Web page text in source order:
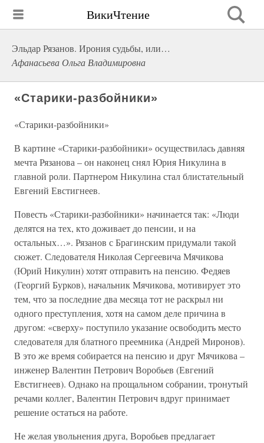
ВикиЧтение
Эльдар Рязанов. Ирония судьбы, или…
Афанасьева Ольга Владимировна
«Старики-разбойники»
«Старики-разбойники»
В картине «Старики-разбойники» осуществилась давняя
мечта Рязанова – он наконец снял Юрия Никулина в
главной роли. Партнером Никулина стал блистательный
Евгений Евстигнеев.
Повесть «Старики-разбойники» начинается так: «Люди
делятся на тех, кто доживает до пенсии, и на
остальных…». Рязанов с Брагинским придумали такой
сюжет. Следователя Николая Сергеевича Мячикова
(Юрий Никулин) хотят отправить на пенсию. Федяев
(Георгий Бурков), начальник Мячикова, мотивирует это
тем, что за последние два месяца тот не раскрыл ни
одного преступления, хотя на самом деле причина в
другом: «сверху» поступило указание освободить место
следователя для блатного преемника (Андрей Миронов).
В это же время собирается на пенсию и друг Мячикова –
инженер Валентин Петрович Воробьев (Евгений
Евстигнеев). Однако на прощальном собрании, тронутый
речами коллег, Валентин Петрович вдруг принимает
решение остаться на работе.
Не желая увольнения друга, Воробьев предлагает